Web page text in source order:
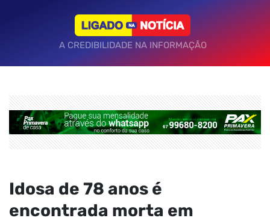
A CREDIBILIDADE NA INFORMAÇÃO
Idosa de 78 anos é
encontrada morta em